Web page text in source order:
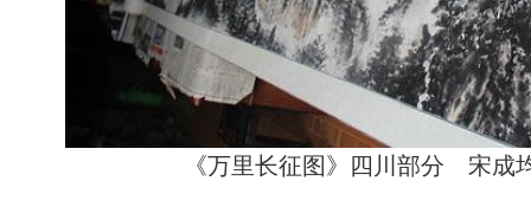
《万里长征图》四川部分 宋